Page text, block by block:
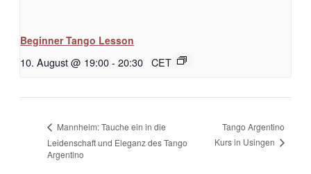
Beginner Tango Lesson
10. August @ 19:00- 20:30 CET
Mannheim: Tauche ein in die
Leidenschaft und Eleganz des Tango
Argentino
Tango Argentino
Kurs in Usingen